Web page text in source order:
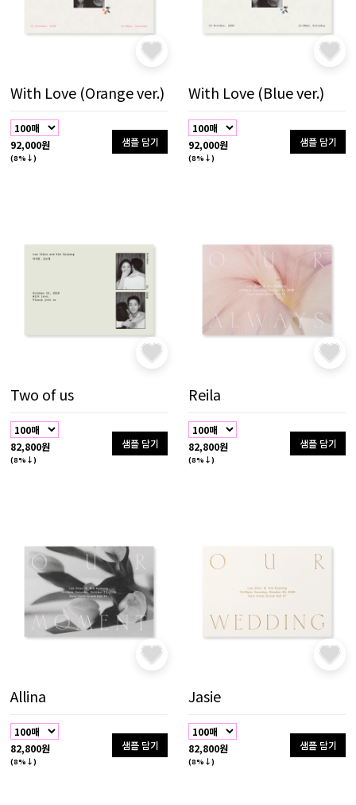
With Love (Orange ver.)
92,000원
(8%↓)
샘플 담기
With Love (Blue ver.)
92,000원
(8%↓)
샘플 담기
Two of us
82,800원
(8%↓)
샘플 담기
Reila
82,800원
(8%↓)
샘플 담기
Allina
82,800원
(8%↓)
샘플 담기
Jasie
82,800원
(8%↓)
샘플 담기